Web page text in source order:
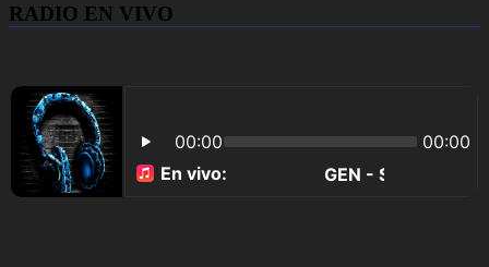
RADIO EN VIVO